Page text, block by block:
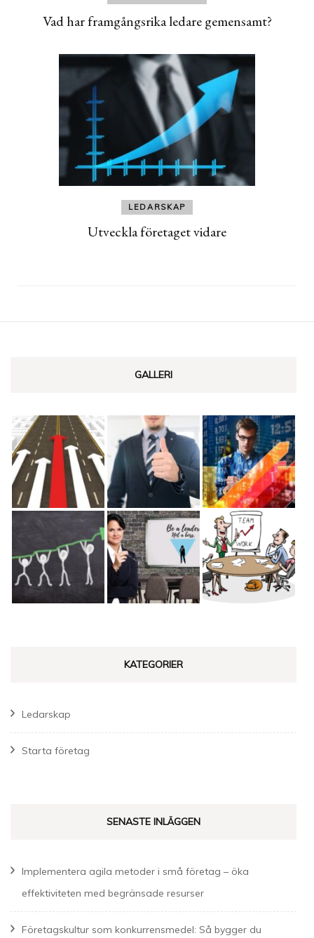
Vad har framgångsrika ledare gemensamt?
LEDARSKAP
Utveckla företaget vidare
GALLERI
KATEGORIER
Ledarskap
Starta företag
SENASTE INLÄGGEN
Implementera agila metoder i små företag – öka
effektiviteten med begränsade resurser
Företagskultur som konkurrensmedel: Så bygger du